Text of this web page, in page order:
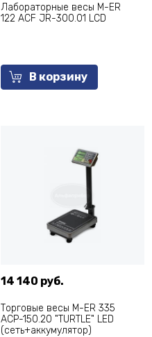
Лабораторные весы M-ER
122 ACF JR-300.01 LCD
В корзину
14 140 руб.
Торговые весы M-ER 335
ACP-150.20 "TURTLE" LED
(сеть+аккумулятор)